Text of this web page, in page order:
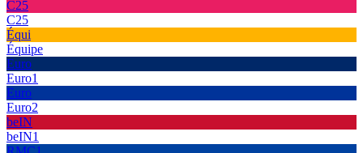
C25
C25
Équi
Équipe
Euro
Euro1
Euro
Euro2
beIN
beIN1